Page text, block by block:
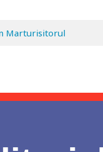
Marturisitorul